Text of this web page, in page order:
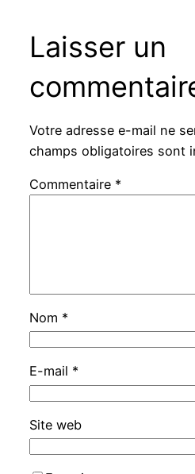
Laisser un
Votre adresse e-mail ne
champs obligatoires sont
Commentaire *
Nom *
E-mail *
Site web